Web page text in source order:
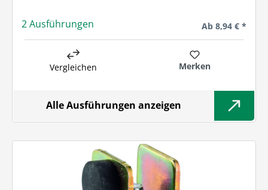
2 Ausführungen Regulärer Preis:
Ab 8,94 € *
Vergleichen Merken
Alle Ausführungen anzeigen